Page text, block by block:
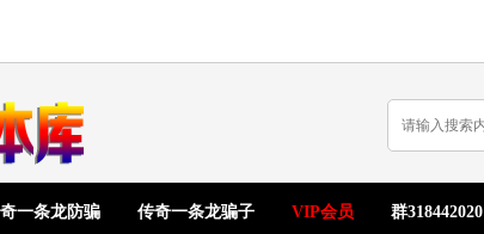
一条龙防骗 传奇一条龙骗子 VIP会员 群318442020